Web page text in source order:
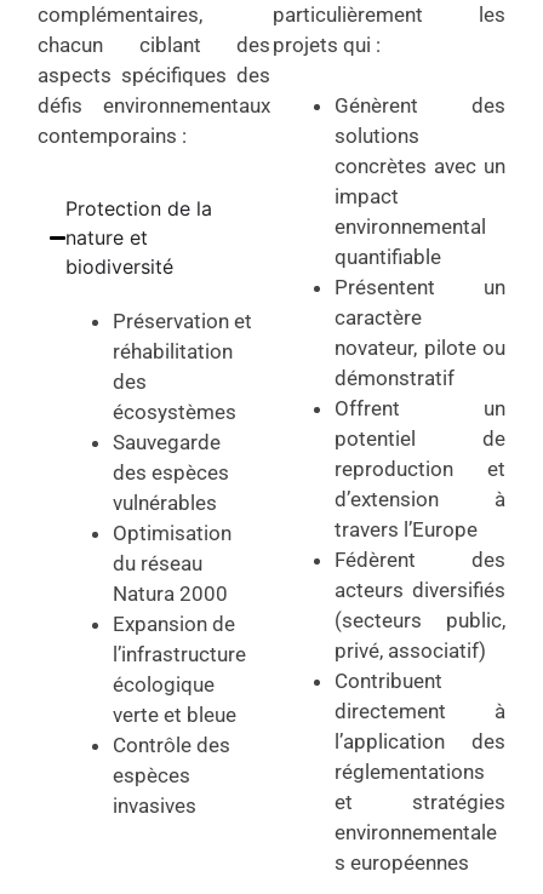
complémentaires,
chacun ciblant des
aspects spécifiques des
défis environnementaux
contemporains :
Protection de la
nature et
biodiversité
Préservation et
réhabilitation
des
écosystèmes
Sauvegarde
des espèces
vulnérables
Optimisation
du réseau
Natura 2000
Expansion de
l’infrastructure
écologique
verte et bleue
Contrôle des
espèces
invasives
particulièrement les
projets qui :
Génèrent des
solutions
concrètes avec un
impact
environnemental
quantifiable
Présentent un
caractère
novateur, pilote ou
démonstratif
Offrent un
potentiel de
reproduction et
d’extension à
travers l’Europe
Fédèrent des
acteurs diversifiés
(secteurs public,
privé, associatif)
Contribuent
directement à
l’application des
réglementations
et stratégies
environnementale
s européennes